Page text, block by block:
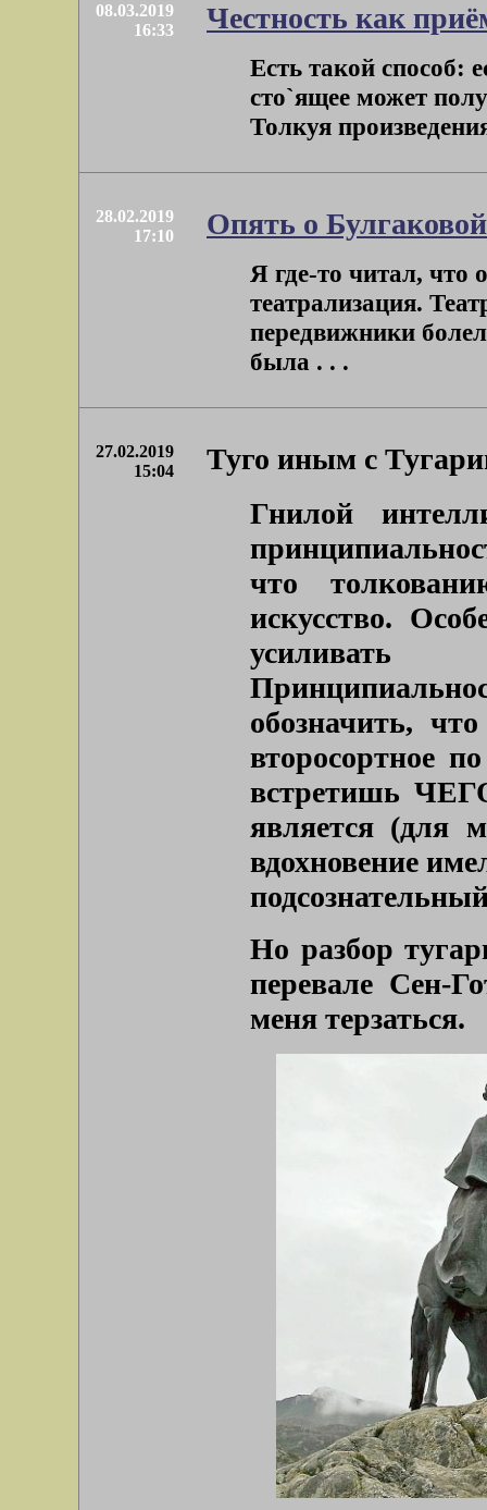
08.03.2019
16:33
Честность как
Есть такой способ:
сто`ящее может
Толкуя
28.02.2019
17:10
Опять о Булгаковой
Я где-то читал, что
театрализация.
передвижники
была . . .
27.02.2019
15:04
Туго иным с
Гнилой
что
искусство.
обозначить,
второсортное
встретишь
является (для
вдохновение
Но разбор
перевале Сен-
меня терзаться.